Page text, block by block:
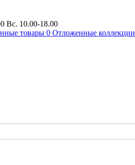
Вс. 10.00-18.00
товары 0 Отложенные коллекции